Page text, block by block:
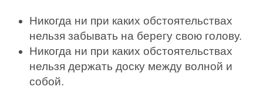
Никогда ни при каких обстоятельствах
нельзя забывать на берегу свою голову.
Никогда ни при каких обстоятельствах
нельзя держать доску между волной и
собой.